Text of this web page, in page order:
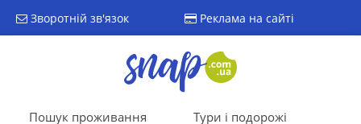
Зворотній зв'язок Реклама на сайті
Пошук проживання Тури і подорожі